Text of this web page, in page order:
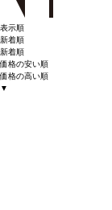
表示順
新着順
新着順
価格の安い順
価格の高い順
▼